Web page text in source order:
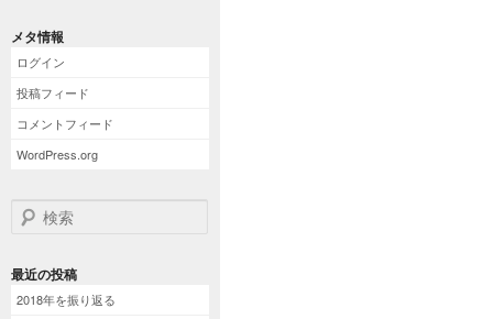
メタ情報
ログイン
投稿フィード
コメントフィード
WordPress.org
検索
最近の投稿
2018年を振り返る